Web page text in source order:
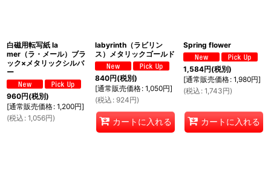
白磁用転写紙 la
mer（ラ・メール）ブラ
ック×メタリックシルバ
ー
960円(税別)
[通常販売価格: 1,200円]
(税込 : 1,056円)
labyrinth（ラビリン
ス）メタリックゴールド
840円(税別)
[通常販売価格: 1,050円]
(税込 : 924円)
カートに入れる
Spring flower
1,584円(税別)
[通常販売価格: 1,980円]
(税込 : 1,743円)
カートに入れる